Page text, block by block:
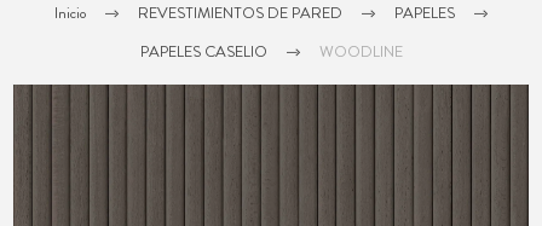
Inicio REVESTIMIENTOS DE PARED
PAPELES
PAPELES CASELIO
WOODLINE